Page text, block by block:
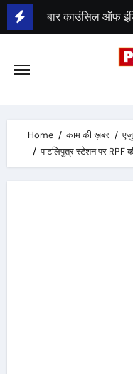
Skip
to
भीम सेना का 21
Home काम की ख़बर
पाटलिपुत्र स्टेशन पर RPF